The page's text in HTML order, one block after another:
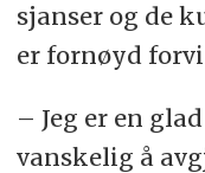
sjanser og de
er fornøyd
– Jeg er en
vanskelig å